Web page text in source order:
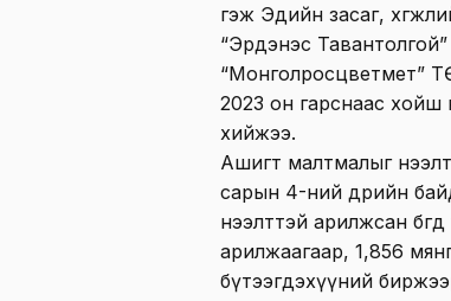
гэж Эдийн засаг,
“Эрдэнэс
“Монголросцветмет”
2023 он гарснаас хойш
хийжээ.
Ашигт малтмалыг
сарын 4-ний өдрийн
нээлттэй арилжсан
арилжаагаар, 1,856
бүтээгдэхүүний